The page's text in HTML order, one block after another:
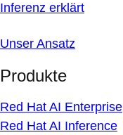
Inferenz erklärt
Unser Ansatz
Produkte
Red Hat AI Enterprise
Red Hat AI Inference